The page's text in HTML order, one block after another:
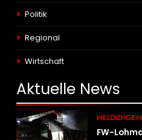
Politik
Regional
Wirtschaft
Aktuelle News
MELDUNGEN
FW-